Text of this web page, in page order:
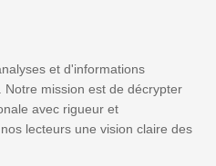
et d'informations
mission est de décrypter
avec rigueur et
lecteurs une vision claire des